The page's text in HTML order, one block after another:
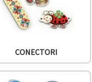
CONECTORI